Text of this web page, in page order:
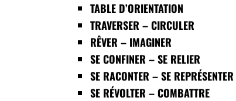
TABLE D’ORIENTATION
TRAVERSER – CIRCULER
RÊVER – IMAGINER
SE CONFINER – SE RELIER
SE RACONTER – SE REPRÉSENTER
SE RÉVOLTER – COMBATTRE